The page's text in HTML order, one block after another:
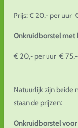
Prijs: € 20,- per uur
Onkruidborstel met
€ 20,- per uur € 75,-
Natuurlijk zijn beide
staan de prijzen:
Onkruidborstel